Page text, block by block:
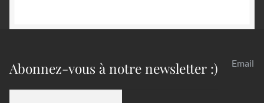
Abonnez-vous à notre newsletter :) Email